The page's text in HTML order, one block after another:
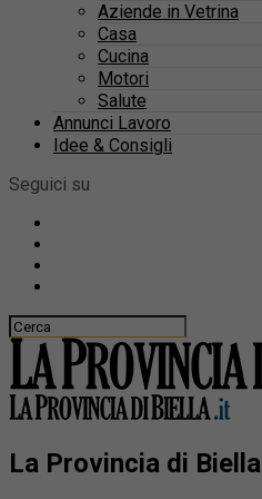
Aziende in Vetrina
Casa
Cucina
Motori
Salute
Annunci Lavoro
Idee & Consigli
Seguici su
La Provincia di Biella